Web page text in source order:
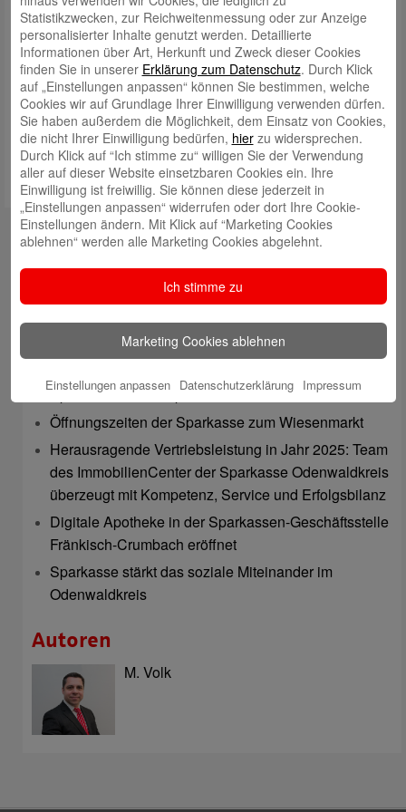
Mittwochnachmittag ist geschlossen)
Bildunterschrift: von links: Kundenberater Stefan Waldmann, Frau
Annemarie Knapp und Christian Hallstein, Hauptgeschäftsstellenleiter
des BeratungsCenter Michelstadt.
Kontakt
Auch per WhatsApp erreichbar!
Neueste Beiträge
Sparkassen Kino Open-Air-Sommer 2026 startet
Öffnungszeiten der Sparkasse zum Wiesenmarkt
Herausragende Vertriebsleistung in Jahr 2025: Team
des ImmobilienCenter der Sparkasse Odenwaldkreis
überzeugt mit Kompetenz, Service und Erfolgsbilanz
Digitale Apotheke in der Sparkassen-Geschäftsstelle
Fränkisch-Crumbach eröffnet
Sparkasse stärkt das soziale Miteinander im
Odenwaldkreis
Autoren
M. Volk
Statistikzwecken, zur Reichweitenmessung oder zur Anzeige
personalisierter Inhalte genutzt werden. Detaillierte
Informationen über Art, Herkunft und Zweck dieser Cookies
finden Sie in unserer Erklärung zum Datenschutz. Durch Klick
auf „Einstellungen anpassen“ können Sie bestimmen, welche
Cookies wir auf Grundlage Ihrer Einwilligung verwenden dürfen.
Sie haben außerdem die Möglichkeit, dem Einsatz von Cookies,
die nicht Ihrer Einwilligung bedürfen, hierzu widersprechen.
Durch Klick auf “Ich stimme zu“ willigen Sie der Verwendung
aller auf dieser Website einsetzbaren Cookies ein. Ihre
Einwilligung ist freiwillig. Sie können diese jederzeit in
„Einstellungen anpassen“ widerrufen oder dort Ihre Cookie-
Einstellungen ändern. Mit Klick auf “Marketing Cookies
ablehnen“ werden alle Marketing Cookies abgelehnt.
Ich stimme zu
Marketing Cookies ablehnen
Einstellungen anpassen Datenschutzerklärung Impressum